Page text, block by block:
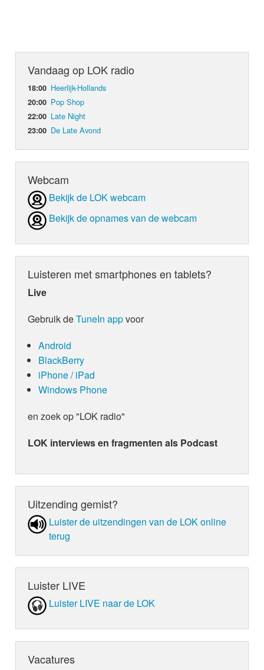
Vandaag op LOK radio
18:00 Heerlijk-Hollands
20:00 Pop Shop
22:00 Late Night
23:00 De Late Avond
Webcam
Bekijk de LOK webcam
Bekijk de opnames van de webcam
Luisteren met smartphones en tablets?
Live
Gebruik deTuneIn appvoor
Android
BlackBerry
iPhone / iPad
Windows Phone
en zoek op "LOK radio"
LOK interviews en fragmenten als Podcast
Uitzending gemist?
Luister de uit­zen­din­gen van de LOK online
terug
Luister LIVE
Luister LIVE naar de LOK
Vacatures